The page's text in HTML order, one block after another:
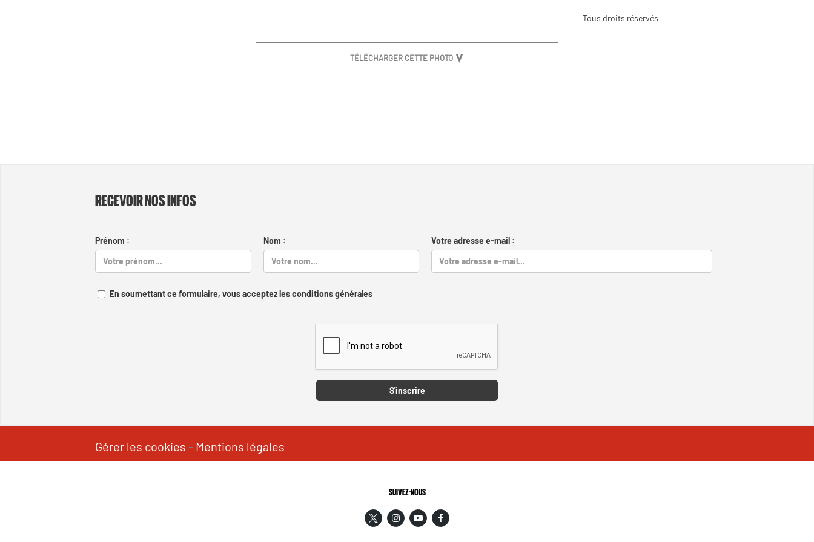
Tous droits réservés
TÉLÉCHARGER CETTE PHOTO
RECEVOIR NOS INFOS
Prénom : Nom : Votre adresse e-mail :
En soumettant ce formulaire, vous acceptez les conditions générales
S'inscrire
Gérer les cookies - Mentions légales
SUIVEZ-NOUS